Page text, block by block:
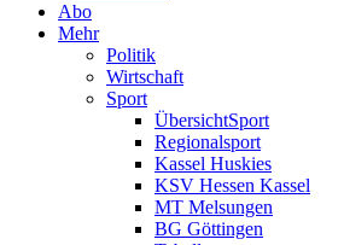
Abo
Mehr
Politik
Wirtschaft
Sport
ÜbersichtSport
Regionalsport
Kassel Huskies
KSV Hessen Kassel
MT Melsungen
BG Göttingen